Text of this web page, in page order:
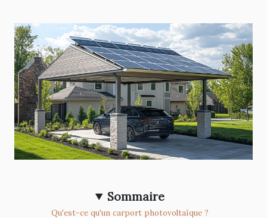
Sommaire
Qu'est-ce qu'un carport photovoltaïque ?